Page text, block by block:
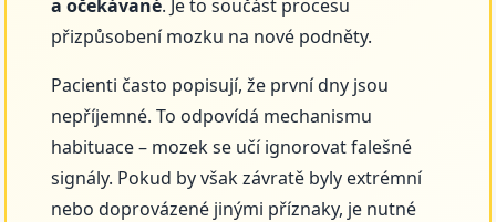
a očekávané. Je to součást procesu
přizpůsobení mozku na nové podněty.
Pacienti často popisují, že první dny jsou
nepříjemné. To odpovídá mechanismu
habituace – mozek se učí ignorovat falešné
signály. Pokud by však závratě byly extrémní
nebo doprovázené jinými příznaky, je nutné